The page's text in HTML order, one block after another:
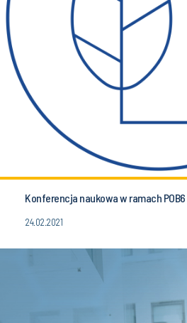
Konferencja naukowa w ramach POB6
24.02.2021